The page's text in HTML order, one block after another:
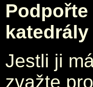
katedrály
Jestli ji
zvažte